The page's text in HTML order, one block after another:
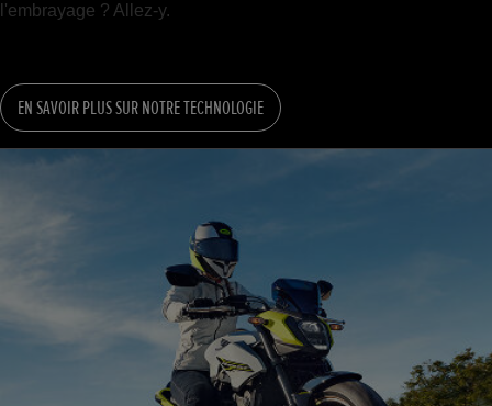
l'embrayage ? Allez-y.
EN SAVOIR PLUS SUR NOTRE TECHNOLOGIE